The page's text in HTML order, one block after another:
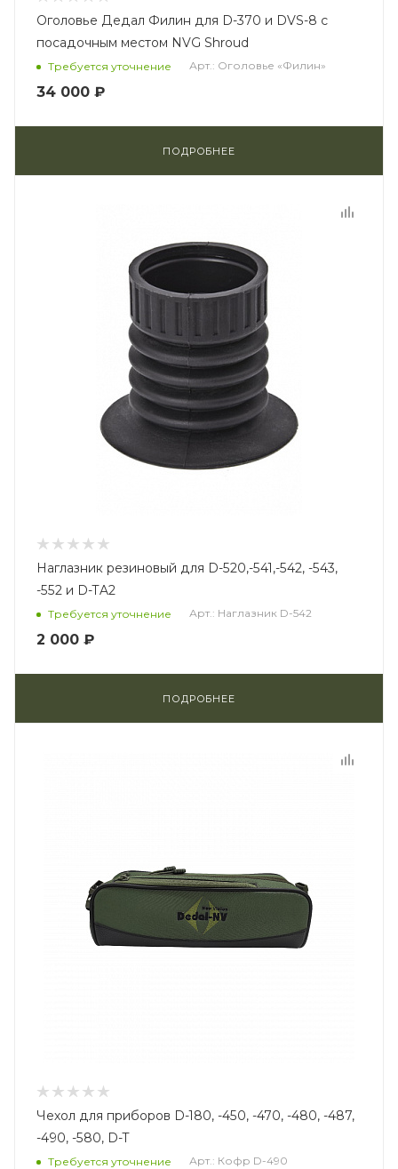
Оголовье Дедал Филин для D-370 и DVS-8 с
посадочным местом NVG Shroud
Требуется уточнение Арт.: Оголовье «Филин»
34 000 ₽
ПОДРОБНЕЕ
Наглазник резиновый для D-520,-541,-542, -543,
-552 и D-TA2
Требуется уточнение Арт.: Наглазник D-542
2 000 ₽
ПОДРОБНЕЕ
Чехол для приборов D-180, -450, -470, -480, -487,
-490, -580, D-T
Требуется уточнение Арт.: Кофр D-490